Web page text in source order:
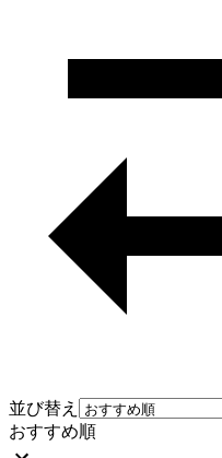
並び替え
おすすめ順